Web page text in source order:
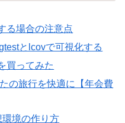
る場合の注意点
とlcovで可視化する
買ってみた
の旅行を快適に【年会費
境の作り方